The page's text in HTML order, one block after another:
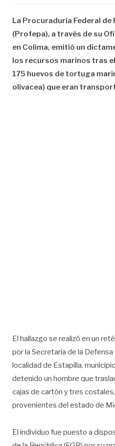
La Procuraduría Federal
(Profepa), a través de su
en Colima, emitió un
los recursos marinos tras
175 huevos de tortuga
olivacea) que eran
El hallazgo se realizó en un
por la Secretaría de la Defensa
localidad de Estapilla,
detenido un hombre que
cajas de cartón y tres
provenientes del estado de
El individuo fue puesto a